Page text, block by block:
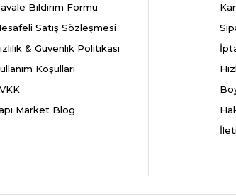
Bildirim Formu
Satış Sözleşmesi
& Güvenlik Politikası
Koşulları
Market Blog